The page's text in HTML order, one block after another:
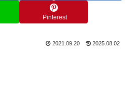
Pinterest
2021.09.20 2025.08.02